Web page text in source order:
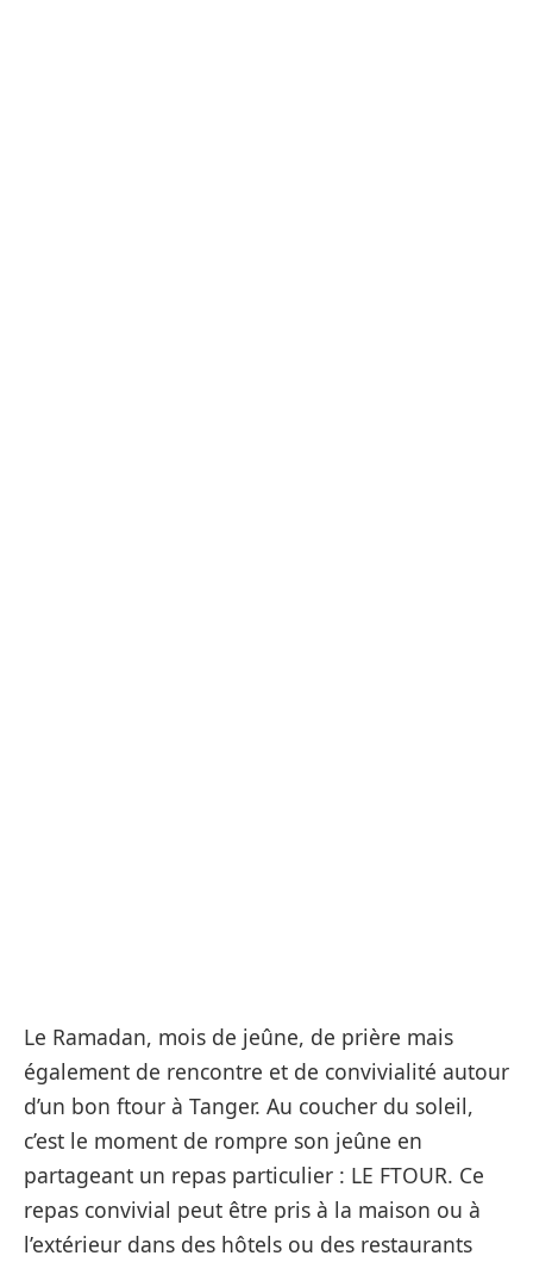
Le Ramadan, mois de jeûne, de prière mais
également de rencontre et de convivialité autour
d’un bon ftour à Tanger. Au coucher du soleil,
c’est le moment de rompre son jeûne en
partageant un repas particulier : LE FTOUR. Ce
repas convivial peut être pris à la maison ou à
l’extérieur dans des hôtels ou des restaurants